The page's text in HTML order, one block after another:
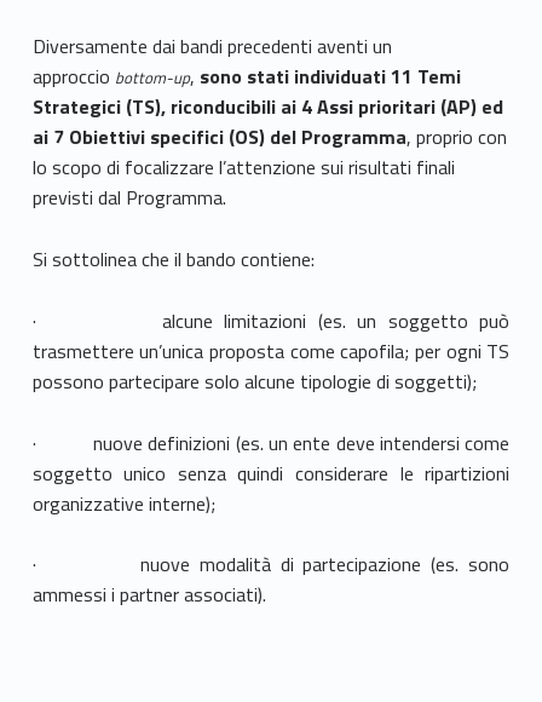
Diversamente dai bandi precedenti aventi un
approccio bottom-up, sono stati individuati 11 Temi
Strategici (TS), riconducibili ai 4 Assi prioritari (AP) ed
ai 7 Obiettivi specifici (OS) del Programma, proprio con
lo scopo di focalizzare l’attenzione sui risultati finali
previsti dal Programma.
Si sottolinea che il bando contiene:
· alcune limitazioni (es. un soggetto può
trasmettere un’unica proposta come capofila; per ogni TS
possono partecipare solo alcune tipologie di soggetti);
· nuove definizioni (es. un ente deve intendersi come
soggetto unico senza quindi considerare le ripartizioni
organizzative interne);
· nuove modalità di partecipazione (es. sono
ammessi i partner associati).